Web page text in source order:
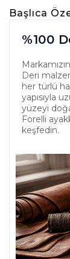
Başlıca
%100
Deri
her türlü
yapısıyla
yüzeyi
Forelli
keşfedin.